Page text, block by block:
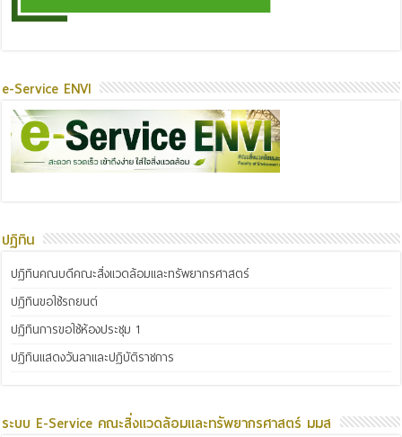
e-Service ENVI
ปฏิทิน
ปฏิทินคณบดีคณะสิ่งแวดล้อมและทรัพยากรศาสตร์
ปฏิทินขอใช้รถยนต์
ปฏิทินการขอใช้ห้องประชุม 1
ปฏิทินแสดงวันลาและปฏิบัติราชการ
ระบบ E-Service คณะสิ่งแวดล้อมและทรัพยากรศาสตร์ มมส